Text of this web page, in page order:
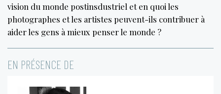
vision du monde postinsdustriel et en quoi les
photographes et les artistes peuvent-ils contribuer à
aider les gens à mieux penser le monde ?
EN PRÉSENCE DE